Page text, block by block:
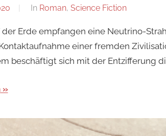
Von
In Roman, Science Fiction
der Erde empfangen eine Neutrino-
einer fremden
beschäftigt sich mit der Entzifferung